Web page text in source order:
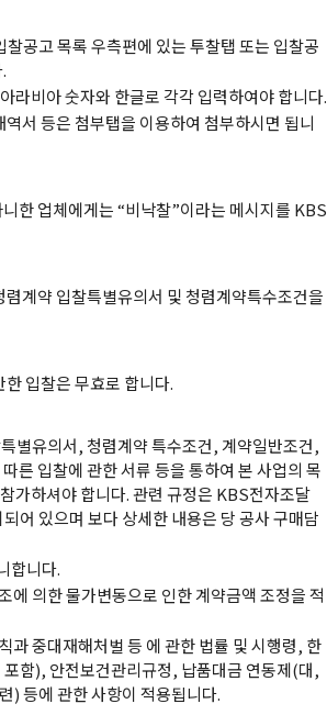
공고 목록 우측편에 있는 투찰탭 또는 입찰공
라비아 숫자와 한글로 각각 입력하여야 합니다.
서 등은 첨부탭을 이용하여 첨부하시면 됩니
한 업체에게는 “비낙찰”이라는 메시지를 KBS
계약 입찰특별유의서 및 청렴계약특수조건을
입찰은 무효로 합니다.
별유의서, 청렴계약 특수조건, 계약일반조건,
른 입찰에 관한 서류 등을 통하여 본 사업의 목
가하셔야 합니다. 관련 규정은 KBS전자조달
있으며 보다 상세한 내용은 당 공사 구매담
합니다.
에 의한 물가변동으로 인한 계약금액 조정을 적
과 중대재해처벌 등 에 관한 법률 및 시행령, 한
함), 안전보건관리규정, 납품대금 연동제(대,
) 등에 관한 사항이 적용됩니다.